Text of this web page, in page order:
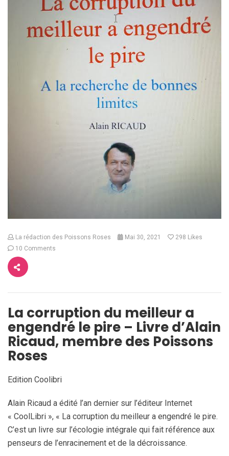
La rédaction des Poissons Roses Mai 30, 2021 298 Likes
10 Comments
La corruption du meilleur a
engendré le pire – Livre d’Alain
Ricaud, membre des Poissons
Roses
Edition Coolibri
Alain Ricaud a édité l’an dernier sur l’éditeur Internet
« CoolLibri », « La corruption du meilleur a engendré le pire.
C’est un livre sur l’écologie intégrale qui fait référence aux
penseurs de l’enracinement et de la décroissance.